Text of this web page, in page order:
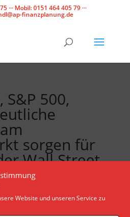
Website und unseren Service zu
··· Mobil: 0151 464 405 79 ···
finanzplanung.de
S&P 500,
sorgen für
Wall Street
Inflationszahlen
Zinsschritt der Fed
Käufen ab.